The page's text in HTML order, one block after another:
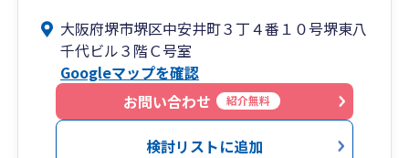
め、和泉市・泉大津市・岸和田市など、南大阪エ
リアで税理士をお探しの方は、どうぞお気軽にご
相談ください。
大阪府堺市堺区中安井町３丁４番１０号堺東八
千代ビル３階Ｃ号室
Googleマップを確認
お問い合わせ
紹介無料
検討リストに追加